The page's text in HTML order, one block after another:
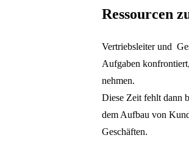
Ressourcen
Vertriebsleiter und
Aufgaben
nehmen.
Diese Zeit fehlt dann
dem Aufbau von
Geschäften.